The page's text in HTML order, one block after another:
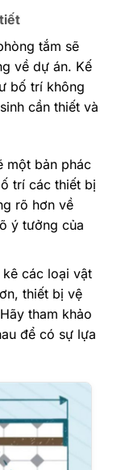
tắm sẽ
về dự án. Kế
bố trí không
cần thiết và
một bản phác
trí các thiết bị
rõ hơn về
ý tưởng của
kê các loại vật
thiết bị vệ
tham khảo
để có sự lựa